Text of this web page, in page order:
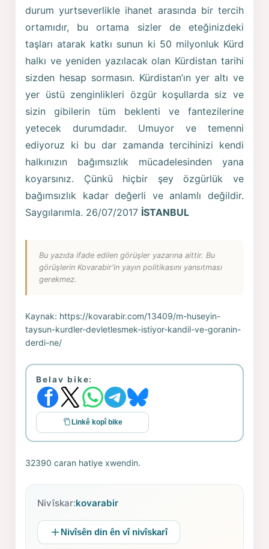
durum yurtseverlikle ihanet arasında bir tercih
ortamıdır, bu ortama sizler de eteğinizdeki
taşları atarak katkı sunun ki 50 milyonluk Kürd
halkı ve yeniden yazılacak olan Kürdistan tarihi
sizden hesap sormasın. Kürdistan’ın yer altı ve
yer üstü zenginlikleri özgür koşullarda siz ve
sizin gibilerin tüm beklenti ve fantezilerine
yetecek durumdadır. Umuyor ve temenni
ediyoruz ki bu dar zamanda tercihinizi kendi
halkınızın bağımsızlık mücadelesinden yana
koyarsınız. Çünkü hiçbir şey özgürlük ve
bağımsızlık kadar değerli ve anlamlı değildir.
Saygılarımla. 26/07/2017 İSTANBUL
Bu yazıda ifade edilen görüşler yazarına aittir. Bu
görüşlerin Kovarabir'in yayın politikasını yansıtması
gerekmez.
Kaynak: https://kovarabir.com/13409/m-huseyin-
taysun-kurdler-devletlesmek-istiyor-kandil-ve-goranin-
derdi-ne/
Belav bike:
Linkê kopî bike
32390 caran hatiye xwendin.
Nivîskar:kovarabir
Nivîsên din ên vî nivîskarî